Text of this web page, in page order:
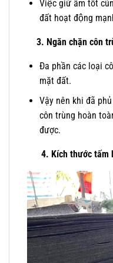
Việc giữ ẩm tốt
đất hoạt động
3. Ngăn chặn côn
Đa phần các loại
mặt đất.
Vậy nên khi đã
côn trùng hoàn
được.
4. Kích thước tấm